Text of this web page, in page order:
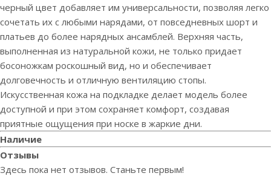
черный цвет добавляет им универсальности, позволяя легко
сочетать их с любыми нарядами, от повседневных шорт и
платьев до более нарядных ансамблей. Верхняя часть,
выполненная из натуральной кожи, не только придает
босоножкам роскошный вид, но и обеспечивает
долговечность и отличную вентиляцию стопы.
Искусственная кожа на подкладке делает модель более
доступной и при этом сохраняет комфорт, создавая
приятные ощущения при носке в жаркие дни.
Наличие
Отзывы
Здесь пока нет отзывов. Станьте первым!